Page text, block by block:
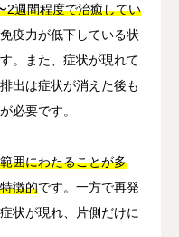
2週間程度で治癒してい
疫力が低下している状
。また、症状が現れて
出は症状が消えた後も
必要です。
囲にわたることが多
徴的です。一方で再発
状が現れ、片側だけに